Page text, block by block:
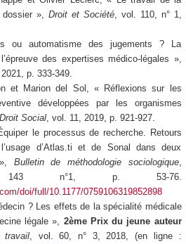
», Droit et Société, vol. 110, n° 1,
ou automatisme des jugements ? La
des expertises médico-légales »,
p. 333-349.
et Marion del Sol, « Réflexions sur les
développées par les organismes
Droit Social , vol. 11, 2019, p. 921-927.
le processus de recherche. Retours
d’Atlas.ti et de Sonal dans deux
Bulletin de méthodologie sociologique,
n°1, p. 53-76.
doi/full/10.1177/0759106319852898
? Les effets de la spécialité médicale
légale », 2èmePrix du jeune auteur
travail, vol. 60, n° 3, 2018, (en ligne :